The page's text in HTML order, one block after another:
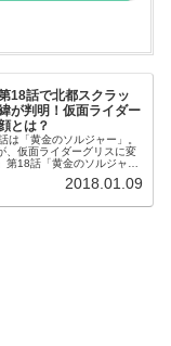
18話で北都スクラッ
が判明！仮面ライダー
とは？
は「黄金のソルジャー」。
、仮面ライダーグリスに変
第18話「黄金のソルジャ
2018.01.09